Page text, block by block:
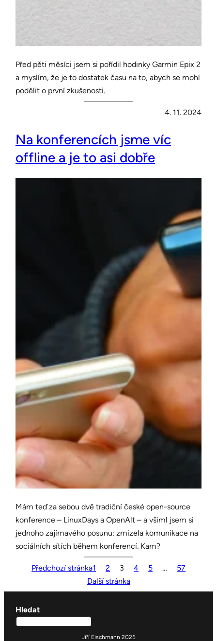
Před pěti měsíci jsem si pořídil hodinky Garmin Epix 2
a myslím, že je to dostatek času na to, abych se mohl
podělit o první zkušenosti.
4. 11. 2024
Na konferencích jsme víc
offline a je to asi dobře
Mám teď za sebou dvě tradiční české open-source
konference – LinuxDays a OpenAlt – a všiml jsem si
jednoho zajímavého posunu: zmizela komunikace na
sociálních sítích během konferencí. Kam?
Předchozí stránka1 2 3 4 5 …
57
Další stránka
Hledat
Jiří Eischmann 2025